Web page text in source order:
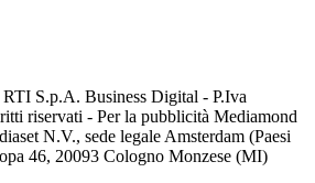
RTI S.p.A. Business Digital - P.Iva
riservati - Per la pubblicità Mediamond
N.V., sede legale Amsterdam (Paesi
46, 20093 Cologno Monzese (MI)